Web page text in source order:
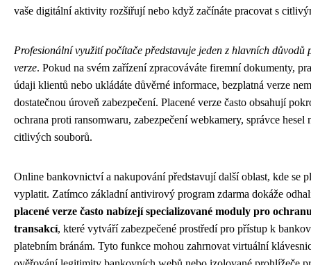
vaše digitální aktivity rozšiřují nebo když začínáte pracovat s
Profesionální využití počítače představuje jeden z hlavních důvodů
verze. Pokud na svém zařízení zpracováváte firemní dokumenty,
údaji klientů nebo ukládáte důvěrné informace, bezplatná verze
dostatečnou úroveň zabezpečení. Placené verze často obsahují
ochrana proti ransomwaru, zabezpečení webkamery, správce hesel
citlivých souborů.
Online bankovnictví a nakupování představují další oblast, kde se
vyplatit. Zatímco základní antivirový program zdarma dokáže
placené verze často nabízejí specializované moduly pro
transakcí, které vytváří zabezpečené prostředí pro přístup k
platebním bránám. Tyto funkce mohou zahrnovat virtuální